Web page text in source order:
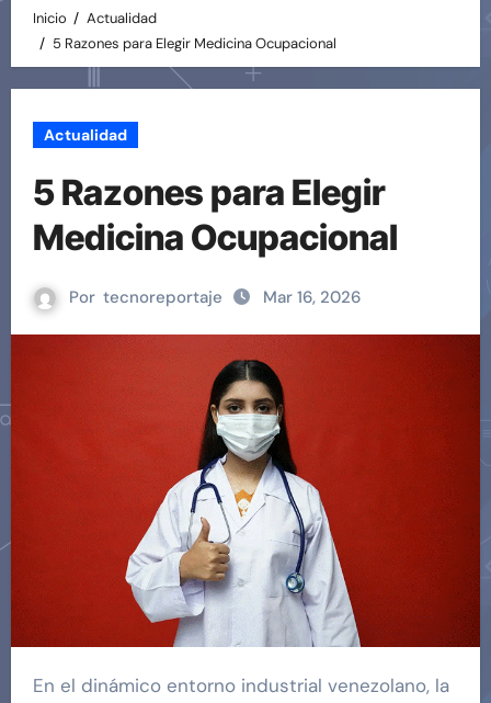
Inicio
Actualidad
5 Razones para Elegir Medicina Ocupacional
Actualidad
5 Razones para Elegir
Medicina Ocupacional
Por tecnoreportaje Mar 16, 2026
En el dinámico entorno industrial venezolano, la